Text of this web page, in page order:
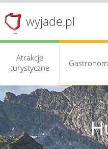
wyjade.pl
Atrakcje
turystyczne